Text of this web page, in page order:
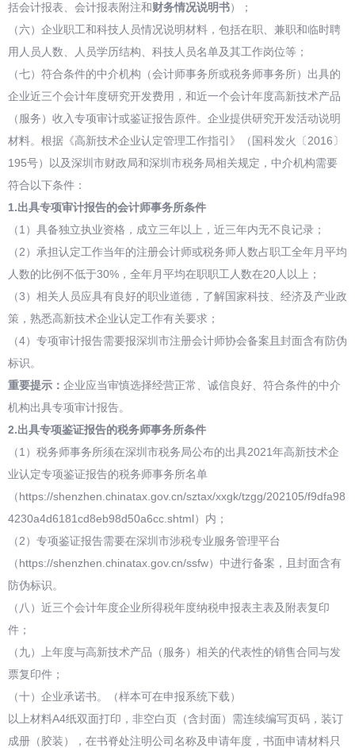
括会计报表、会计报表附注和财务情况说明书）；
（六）企业职工和科技人员情况说明材料，包括在职、兼职和临时聘
用人员人数、人员学历结构、科技人员名单及其工作岗位等；
（七）符合条件的中介机构（会计师事务所或税务师事务所）出具的
企业近三个会计年度研究开发费用，和近一个会计年度高新技术产品
（服务）收入专项审计或鉴证报告原件。企业提供研究开发活动说明
材料。根据《高新技术企业认定管理工作指引》（国科发火〔2016〕
195号）以及深圳市财政局和深圳市税务局相关规定，中介机构需要
符合以下条件：
1.出具专项审计报告的会计师事务所条件
（1）具备独立执业资格，成立三年以上，近三年内无不良记录；
（2）承担认定工作当年的注册会计师或税务师人数占职工全年月平均
人数的比例不低于30%，全年月平均在职职工人数在20人以上；
（3）相关人员应具有良好的职业道德，了解国家科技、经济及产业政
策，熟悉高新技术企业认定工作有关要求；
（4）专项审计报告需要报深圳市注册会计师协会备案且封面含有防伪
标识。
重要提示： 企业应当审慎选择经营正常、诚信良好、符合条件的中介
机构出具专项审计报告。
2.出具专项鉴证报告的税务师事务所条件
（1）税务师事务所须在深圳市税务局公布的出具2021年高新技术企
业认定专项鉴证报告的税务师事务所名单
（https://shenzhen.chinatax.gov.cn/sztax/xxgk/tzgg/202105/f9dfa98
4230a4d6181cd8eb98d50a6cc.shtml）内；
（2）专项鉴证报告需要在深圳市涉税专业服务管理平台
（https://shenzhen.chinatax.gov.cn/ssfw）中进行备案，且封面含有
防伪标识。
（八）近三个会计年度企业所得税年度纳税申报表主表及附表复印
件；
（九）上年度与高新技术产品（服务）相关的代表性的销售合同与发
票复印件；
（十）企业承诺书。（样本可在申报系统下载）
以上材料A4纸双面打印，非空白页（含封面）需连续编写页码，装订
成册（胶装），在书脊处注明公司名称及申请年度，书面申请材料只